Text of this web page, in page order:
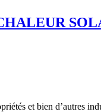
et bien d’autres